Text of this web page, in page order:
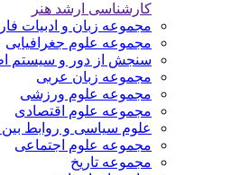
کارشناسی ارشد هنر
مجموعه زبان و ادبیات
مجموعه علوم جغرافیایی
سنجش از دور و سیستم
مجموعه زبان عربی
مجموعه علوم ورزشی
مجموعه علوم اقتصادی
علوم سیاسی و روابط بین
مجموعه علوم اجتماعی
مجموعه تاریخ